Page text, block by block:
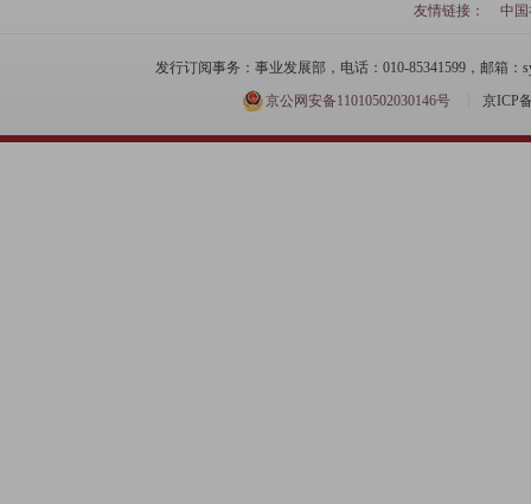
友情链接： 中
发行订阅事务：事业发展部，电话：010-85341599，邮箱：
京公网安备11010502030146号
京ICP